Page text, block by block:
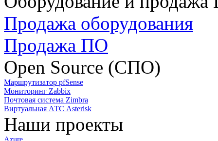
Продажа оборудования
Продажа ПО
Open Source (СПО)
Маршрутизатор pfSense
Мониторинг Zabbix
Почтовая система Zimbra
Виртуальная АТС Asterisk
Наши проекты
Azure